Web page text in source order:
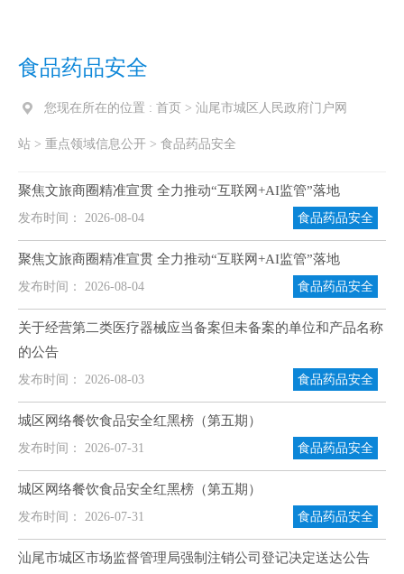
食品药品安全
您现在所在的位置 : 首页 > 汕尾市城区人民政府门户网
站 > 重点领域信息公开 > 食品药品安全
聚焦文旅商圈精准宣贯 全力推动“互联网+AI监管”落地
发布时间： 2026-08-04 食品药品安全
聚焦文旅商圈精准宣贯 全力推动“互联网+AI监管”落地
发布时间： 2026-08-04 食品药品安全
关于经营第二类医疗器械应当备案但未备案的单位和产品名称
的公告
发布时间： 2026-08-03 食品药品安全
城区网络餐饮食品安全红黑榜（第五期）
发布时间： 2026-07-31 食品药品安全
城区网络餐饮食品安全红黑榜（第五期）
发布时间： 2026-07-31 食品药品安全
汕尾市城区市场监督管理局强制注销公司登记决定送达公告